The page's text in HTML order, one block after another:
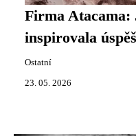
Firma Atacama:
inspirovala
Ostatní
23. 05. 2026